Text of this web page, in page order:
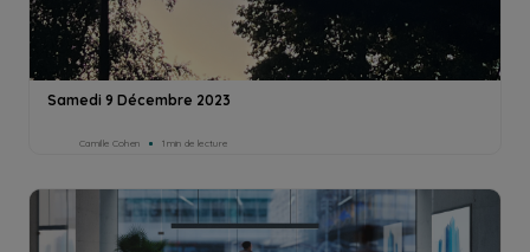
Samedi 9 Décembre 2023
Camille Cohen 1min de lecture